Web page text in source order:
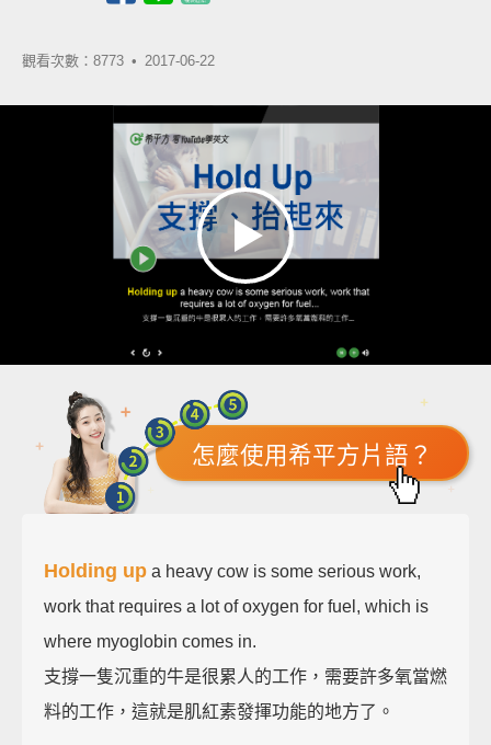
觀看次數：8773 • 2017-06-22
怎麼使用希平方片語？
Holding up a heavy cow is some serious work,
work that requires a lot of oxygen for fuel, which is
where myoglobin comes in.
支撐一隻沉重的牛是很累人的工作，需要許多氧當燃
料的工作，這就是肌紅素發揮功能的地方了。